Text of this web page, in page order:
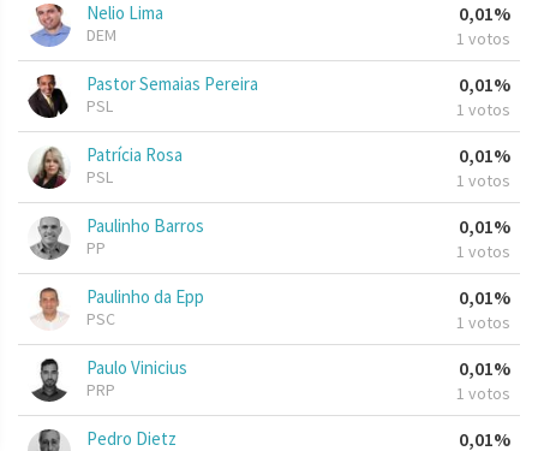
Nelio Lima
DEM
0,01%
1 votos
Pastor Semaias Pereira
PSL
0,01%
1 votos
Patrícia Rosa
PSL
0,01%
1 votos
Paulinho Barros
PP
0,01%
1 votos
Paulinho da Epp
PSC
0,01%
1 votos
Paulo Vinicius
PRP
0,01%
1 votos
Pedro Dietz 0,01%